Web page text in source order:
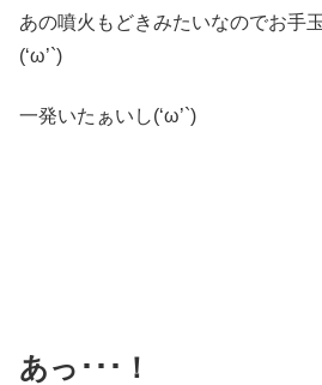
あの噴火もどきみたいなのでお手
(‘ω’`)
一発いたぁいし(‘ω’`)
あっ･･･！